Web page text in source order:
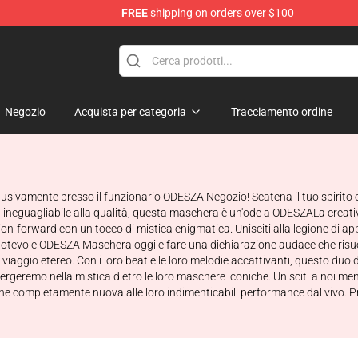
FREEshipping on orders over $100
Negozio Acquista per categoria Tracciamento ordine
presso il funzionario ODESZA Negozio! Scatena il tuo
alla qualità, questa maschera è un'ode a ODESZALa
forward con un tocco di mistica enigmatica. Unisciti alla legione di
ODESZA Maschera oggi e fare una dichiarazione audace che
etereo. Con i loro beat e le loro melodie accattivanti, questo
nella mistica dietro le loro maschere iconiche. Unisciti a noi
nuova alle loro indimenticabili performance dal vivo.